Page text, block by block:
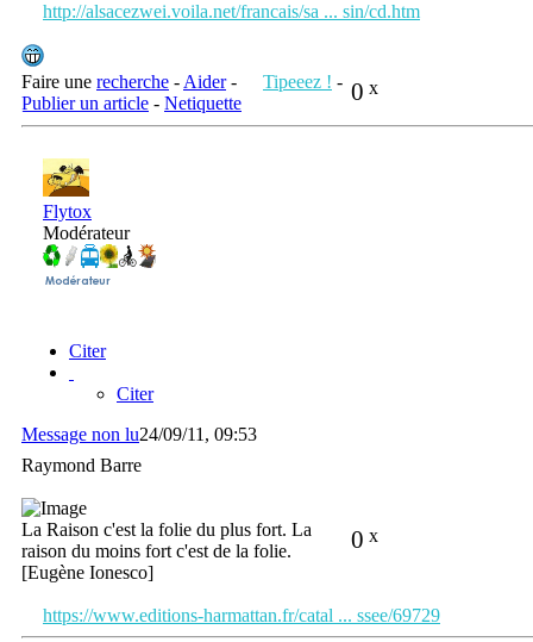
http://alsacezwei.voila.net/francais/sa ... sin/cd.htm
0 x
Faire une recherche - Aider- Tipeeez ! -
Publier un article - Netiquette
Flytox
Modérateur
Citer
Citer
Message non lu24/09/11, 09:53
Raymond Barre
0 x
La Raison c'est la folie du plus fort. La
raison du moins fort c'est de la folie.
[Eugène Ionesco]
https://www.editions-harmattan.fr/catal ... ssee/69729